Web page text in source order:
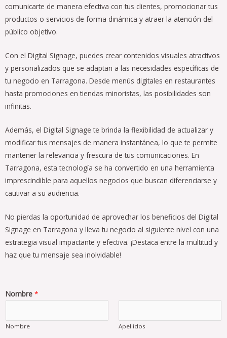
comunicarte de manera efectiva con tus clientes, promocionar tus
productos o servicios de forma dinámica y atraer la atención del
público objetivo.
Con el Digital Signage, puedes crear contenidos visuales atractivos
y personalizados que se adaptan a las necesidades específicas de
tu negocio en Tarragona. Desde menús digitales en restaurantes
hasta promociones en tiendas minoristas, las posibilidades son
infinitas.
Además, el Digital Signage te brinda la flexibilidad de actualizar y
modificar tus mensajes de manera instantánea, lo que te permite
mantener la relevancia y frescura de tus comunicaciones. En
Tarragona, esta tecnología se ha convertido en una herramienta
imprescindible para aquellos negocios que buscan diferenciarse y
cautivar a su audiencia.
No pierdas la oportunidad de aprovechar los beneficios del Digital
Signage en Tarragona y lleva tu negocio al siguiente nivel con una
estrategia visual impactante y efectiva. ¡Destaca entre la multitud y
haz que tu mensaje sea inolvidable!
Nombre *
Nombre Apellidos